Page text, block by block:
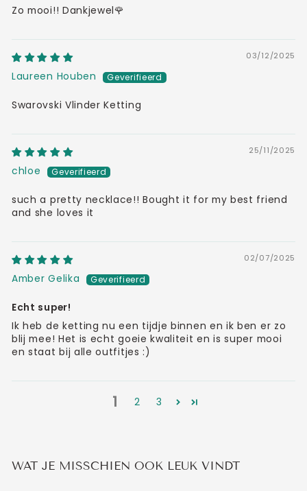
Zo mooi!! Dankjewel🌹
03/12/2025
Laureen Houben
Swarovski Vlinder Ketting
25/11/2025
chloe
such a pretty necklace!! Bought it for my best friend
and she loves it
02/07/2025
Amber Gelika
Echt super!
Ik heb de ketting nu een tijdje binnen en ik ben er zo
blij mee! Het is echt goeie kwaliteit en is super mooi
en staat bij alle outfitjes :)
1 2 3
WAT JE MISSCHIEN OOK LEUK VINDT